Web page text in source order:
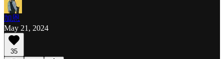
加恩
May 21, 2024
35